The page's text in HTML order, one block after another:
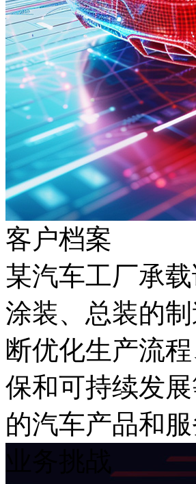
客户档案
某汽车工厂承载
涂装、总装
断优化生产流程
保和可持续发展
的汽车产品和服